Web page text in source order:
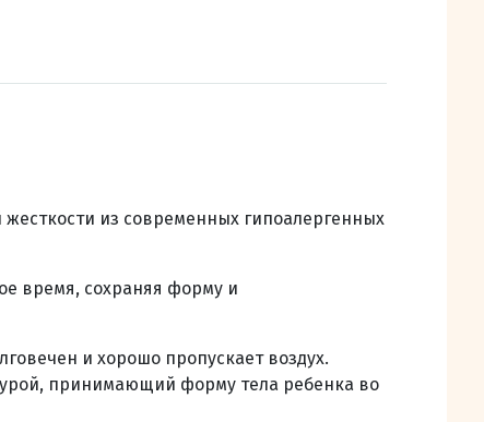
из современных гипоалергенных
время, сохраняя форму и
и хорошо пропускает воздух.
принимающий форму тела ребенка во